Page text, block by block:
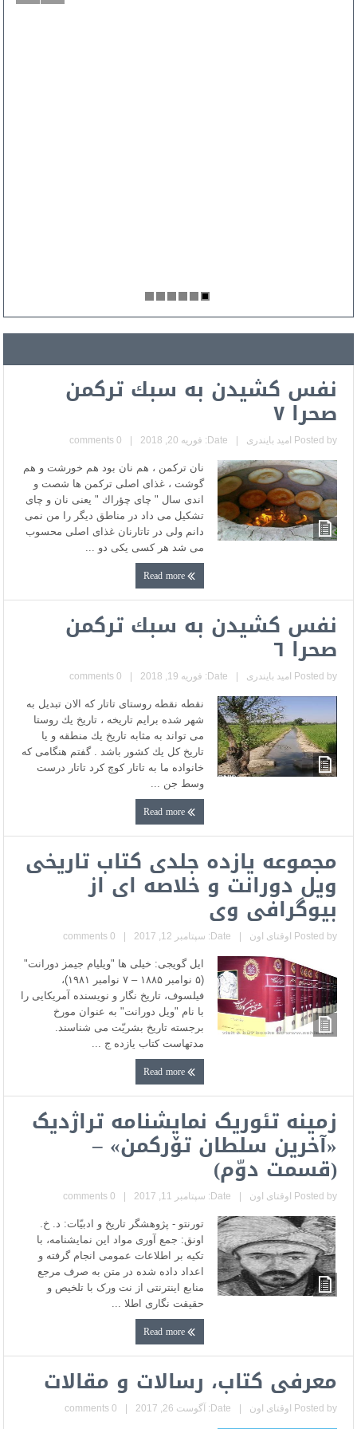
نفس كشيدن به سبك تركمن
صحرا ٧
Posted by امید بایندری Date: فوریه 20, 2018 0 comments
نان تركمن ، هم نان بود هم خورشت و هم
گوشت ، غذاى اصلى تركمن ها شصت و
اندى سال " چاى چؤراك " يعنى نان و چاى
تشكيل مى داد در مناطق ديگر را من نمى
دانم ولى در تاتارنان غذاى اصلى محسوب
مى شد هر كسى يكى دو ...
Read more
نفس كشيدن به سبك تركمن
صحرا ٦
Posted by امید بایندری Date: فوریه 19, 2018 0 comments
نقطه نقطه روستاى تاتار كه الان تبديل به
شهر شده برايم تاريخه ، تاريخ يك روستا
مى تواند به مثابه تاريخ يك منطقه و يا
تاريخ كل يك كشور باشد . گفتم هنگامى كه
خانواده ما به تاتار كوچ كرد تاتار درست
وسط جن ...
Read more
مجموعه یازده جلدی کتاب تاریخی
ویل دورانت و خلاصه ای از
بیوگرافی وی
Posted by اوقتای اون Date: سپتامبر 12, 2017 0 comments
ایل گویجی: خیلی ها "ویلیام جیمز دورانت"
(۵ نوامبر ۱۸۸۵ – ۷ نوامبر ۱۹۸۱)،
فیلسوف، تاریخ‌ نگار و نویسنده آمریکایی را
با نام "ویل دورانت" به عنوان مورخ
برجسته تاریخ بشریّت می شناسند.
مدتهاست کتاب یازده ج ...
Read more
زمینه تئوریک نمایشنامه تراژدیک
«آخرین سلطان توٚرکمن» –
(قسمت دوّم)
Posted by اوقتای اون Date: سپتامبر 11, 2017 0 comments
تورنتو - پژوهشگر تاریخ و ادبیّات: د. خ.
اونق: جمع آوری مواد این نمایشنامه، با
تکیه بر اطلاعات عمومی انجام گرفته و
اعداد داده شده در متن به صرف مرجع
منابع اینترنتی از نت ورک با تلخیص و
حقیقت نگاری اطلا ...
Read more
معرفی کتاب، رسالات و مقالات
Posted by اوقتای اون Date: آگوست 26, 2017 0 comments